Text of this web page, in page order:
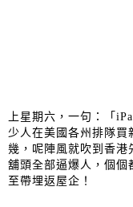
上星期六，一句：「
少人在美國各州排隊買
幾，呢陣風就吹到香港
舖頭全部逼爆人，個個
至帶埋返屋企！